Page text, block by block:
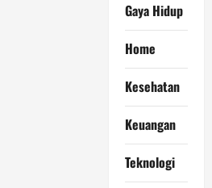
Gaya Hidup
Home
Kesehatan
Keuangan
Teknologi